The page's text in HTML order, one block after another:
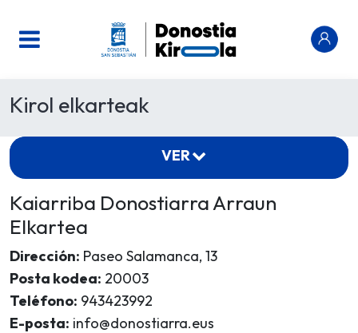
Kirol elkarteak
Kaiarriba Donostiarra Arraun
Elkartea
Dirección: Paseo Salamanca, 13
Posta kodea: 20003
Teléfono: 943423992
E-posta: info@donostiarra.eus
VER